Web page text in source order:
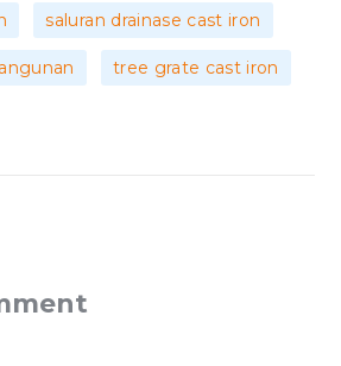
saluran drainase cast iron
tree grate cast iron